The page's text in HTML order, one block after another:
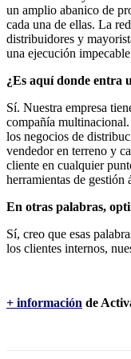
un amplio abanico de
cada una de ellas. La
distribuidores y
una ejecución
¿Es aquí donde entra
Sí. Nuestra empresa
compañía
los negocios de
vendedor en terreno y
cliente en cualquier
herramientas de
En otras palabras,
Sí, creo que esas
los clientes internos,
+ información de